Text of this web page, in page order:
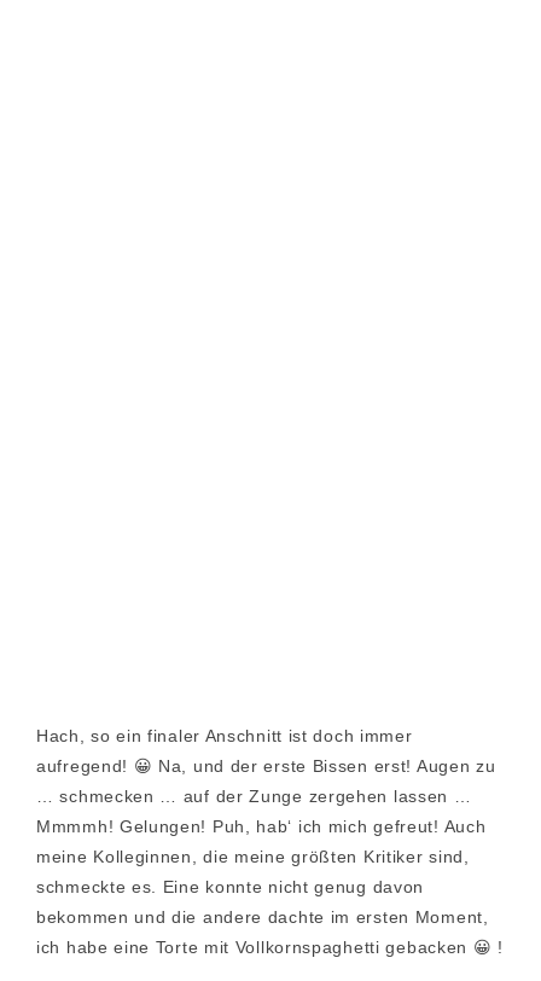
Hach, so ein finaler Anschnitt ist doch immer
aufregend! 😀 Na, und der erste Bissen erst! Augen zu
… schmecken … auf der Zunge zergehen lassen …
Mmmmh! Gelungen! Puh, hab‘ ich mich gefreut! Auch
meine Kolleginnen, die meine größten Kritiker sind,
schmeckte es. Eine konnte nicht genug davon
bekommen und die andere dachte im ersten Moment,
ich habe eine Torte mit Vollkornspaghetti gebacken 😀 !